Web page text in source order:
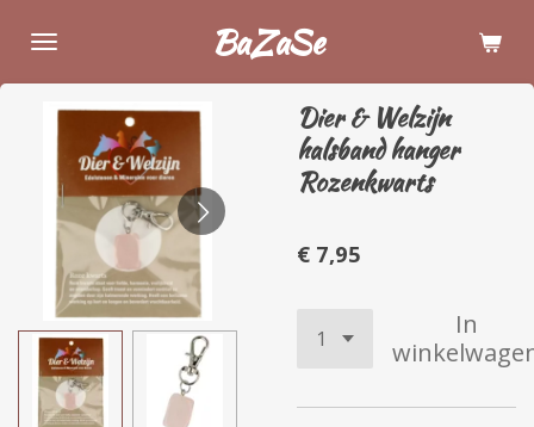
direct
naar
hoofdinhoud
BaZaSe
Dier & Welzijn
halsband hanger
Rozenkwarts
€ 7,95
In